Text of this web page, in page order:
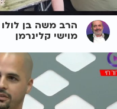
הרב משה בן
מוישי קלינרמן